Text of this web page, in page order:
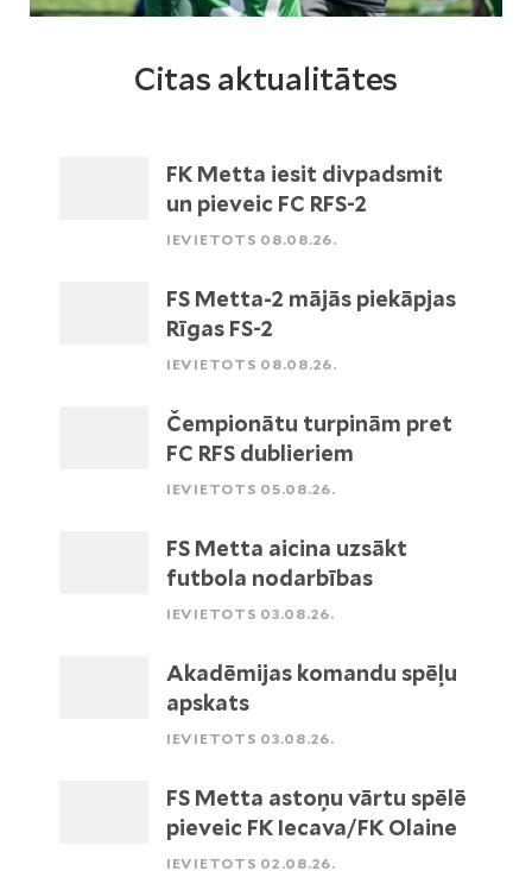
Citas aktualitātes
FK Metta iesit divpadsmit
un pieveic FC RFS-2
IEVIETOTS 08.08.26.
FS Metta-2 mājās piekāpjas
Rīgas FS-2
IEVIETOTS 08.08.26.
Čempionātu turpinām pret
FC RFS dublieriem
IEVIETOTS 05.08.26.
FS Metta aicina uzsākt
futbola nodarbības
IEVIETOTS 03.08.26.
Akadēmijas komandu spēļu
apskats
IEVIETOTS 03.08.26.
FS Metta astoņu vārtu spēlē
pieveic FK Iecava/FK Olaine
IEVIETOTS 02.08.26.